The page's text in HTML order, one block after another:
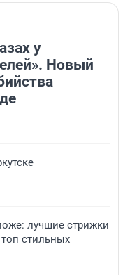
у
Новый
лучшие стрижки
стильных